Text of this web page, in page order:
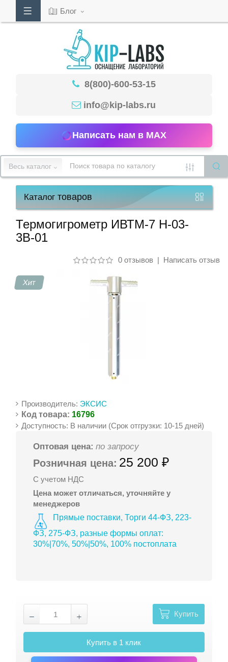
53-
15
работы
Блог
8(800)-600-53-15
info@kip-labs.ru
Написать нам в MAX
Весь каталог
Каталогтоваров
Термогигрометр ИВТМ-7 Н-03-
3В-01
0 отзывов| Написать отзыв
Хит
Производитель: ЭКСИС
Код товара: 16796
Доступность: В наличии (Срок отгрузки: 10-15 дней)
Оптовая цена: по запросу
Розничная цена: 25 200 ₽
С учетом НДС
Цена может отличаться, уточняйте у
менеджеров
Прямые поставки, Торги 44-ФЗ, 223-
ФЗ, 275-ФЗ, разные формы оплат:
30%|70%, 50%|50%, 100% постоплата
Купить
Купить в 1 клик